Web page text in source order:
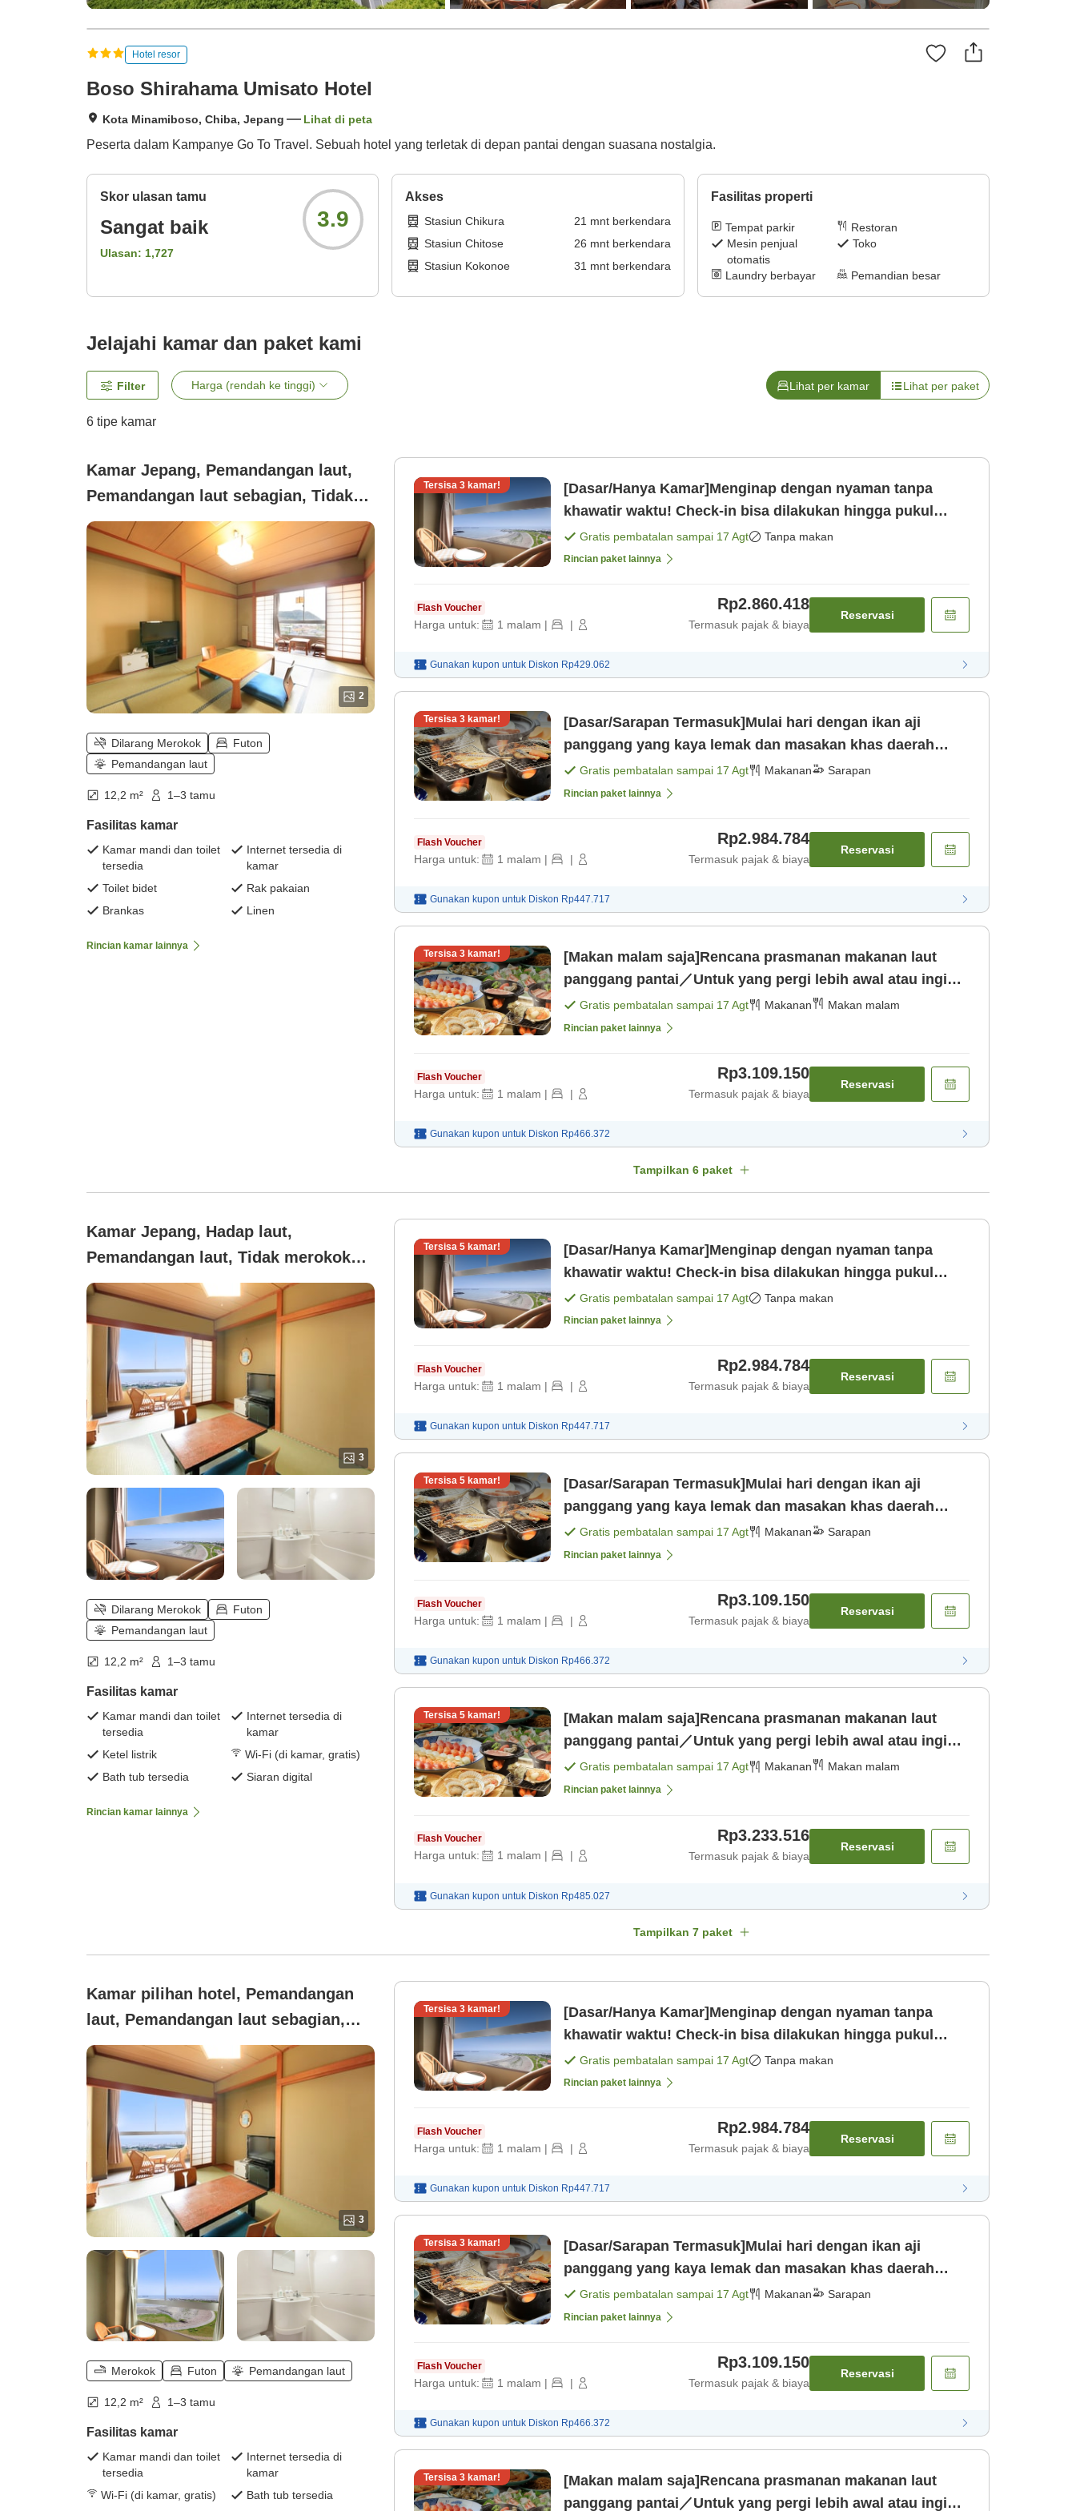
Hotel resor
Boso Shirahama Umisato Hotel
Kota Minamiboso, Chiba, Jepang Lihat di peta
Peserta dalam Kampanye Go To Travel. Sebuah hotel yang terletak di depan pantai dengan suasana nostalgia.
Skor ulasan tamu
Sangat baik
Ulasan: 1,727
3.9
Akses
Stasiun Chikura 21 mnt berkendara
Stasiun Chitose
26 mnt berkendara
Stasiun Kokonoe
31 mnt berkendara
Fasilitas properti
Tempat parkir
Restoran
Mesin penjual
otomatis
Toko
Laundry berbayar Pemandian besar
Jelajahi kamar dan paket kami
Filter Harga (rendah ke tinggi) Lihat per kamar Lihat per paket
6 tipe kamar
Kamar Jepang, Pemandangan laut,
Pemandangan laut sebagian, Tidak
merokok (7.5 tatami)
2
Dilarang Merokok
Futon
Pemandangan laut
12,2 m² 1–3 tamu
Fasilitas kamar
Kamar mandi dan toilet
tersedia
Internet tersedia di
kamar
Toilet bidet
Rak pakaian
Brankas
Linen
Rincian kamar lainnya
Tersisa 3 kamar!
[Dasar/Hanya Kamar]Menginap dengan nyaman tanpa
khawatir waktu! Check-in bisa dilakukan hingga pukul
21:00 [Kamar saja]
Gratis pembatalan sampai 17 Agt Tanpa makan
Rincian paket lainnya
Flash Voucher
Harga untuk: 1 malam | |
Rp2.860.418
Termasuk pajak & biaya
Reservasi
Gunakan kupon untuk Diskon Rp429.062
Tersisa 3 kamar!
[Dasar/Sarapan Termasuk]Mulai hari dengan ikan aji
panggang yang kaya lemak dan masakan khas daerah
Chiba / Check-in dapat dilakuk [Sarapan]
Gratis pembatalan sampai 17 Agt Makanan Sarapan
Rincian paket lainnya
Flash Voucher
Harga untuk: 1 malam | |
Rp2.984.784
Termasuk pajak & biaya
Reservasi
Gunakan kupon untuk Diskon Rp447.717
Tersisa 3 kamar!
[Makan malam saja]Rencana prasmanan makanan laut
panggang pantai／Untuk yang pergi lebih awal atau ingin
bersantai di pagi hari [Makan malam]
Gratis pembatalan sampai 17 Agt Makanan Makan malam
Rincian paket lainnya
Flash Voucher
Harga untuk: 1 malam | |
Rp3.109.150
Termasuk pajak & biaya
Reservasi
Gunakan kupon untuk Diskon Rp466.372
Tampilkan 6 paket
Kamar Jepang, Hadap laut,
Pemandangan laut, Tidak merokok
(7.5 tatami)
3
Dilarang Merokok
Futon
Pemandangan laut
12,2 m² 1–3 tamu
Fasilitas kamar
Kamar mandi dan toilet
tersedia
Internet tersedia di
kamar
Ketel listrik
Wi-Fi (di kamar, gratis)
Bath tub tersedia
Siaran digital
Rincian kamar lainnya
Tersisa 5 kamar!
[Dasar/Hanya Kamar]Menginap dengan nyaman tanpa
khawatir waktu! Check-in bisa dilakukan hingga pukul
21:00 [Kamar saja]
Gratis pembatalan sampai 17 Agt Tanpa makan
Rincian paket lainnya
Flash Voucher
Harga untuk: 1 malam | |
Rp2.984.784
Termasuk pajak & biaya
Reservasi
Gunakan kupon untuk Diskon Rp447.717
Tersisa 5 kamar!
[Dasar/Sarapan Termasuk]Mulai hari dengan ikan aji
panggang yang kaya lemak dan masakan khas daerah
Chiba / Check-in dapat dilakuk [Sarapan]
Gratis pembatalan sampai 17 Agt Makanan Sarapan
Rincian paket lainnya
Flash Voucher
Harga untuk: 1 malam | |
Rp3.109.150
Termasuk pajak & biaya
Reservasi
Gunakan kupon untuk Diskon Rp466.372
Tersisa 5 kamar!
[Makan malam saja]Rencana prasmanan makanan laut
panggang pantai／Untuk yang pergi lebih awal atau ingin
bersantai di pagi hari [Makan malam]
Gratis pembatalan sampai 17 Agt Makanan Makan malam
Rincian paket lainnya
Flash Voucher
Harga untuk: 1 malam | |
Rp3.233.516
Termasuk pajak & biaya
Reservasi
Gunakan kupon untuk Diskon Rp485.027
Tampilkan 7 paket
Kamar pilihan hotel, Pemandangan
laut, Pemandangan laut sebagian,
Merokok (7.5 tatami)
3
Merokok Futon Pemandangan laut
12,2 m² 1–3 tamu
Fasilitas kamar
Kamar mandi dan toilet
tersedia
Internet tersedia di
kamar
Wi-Fi (di kamar, gratis)
Bath tub tersedia
Tersisa 3 kamar!
[Dasar/Hanya Kamar]Menginap dengan nyaman tanpa
khawatir waktu! Check-in bisa dilakukan hingga pukul
21:00 [Kamar saja]
Gratis pembatalan sampai 17 Agt Tanpa makan
Rincian paket lainnya
Flash Voucher
Harga untuk: 1 malam | |
Rp2.984.784
Termasuk pajak & biaya
Reservasi
Gunakan kupon untuk Diskon Rp447.717
Tersisa 3 kamar!
[Dasar/Sarapan Termasuk]Mulai hari dengan ikan aji
panggang yang kaya lemak dan masakan khas daerah
Chiba / Check-in dapat dilakuk [Sarapan]
Gratis pembatalan sampai 17 Agt Makanan Sarapan
Rincian paket lainnya
Flash Voucher
Harga untuk: 1 malam | |
Rp3.109.150
Termasuk pajak & biaya
Reservasi
Gunakan kupon untuk Diskon Rp466.372
Tersisa 3 kamar!
[Makan malam saja]Rencana prasmanan makanan laut
panggang pantai／Untuk yang pergi lebih awal atau ingin